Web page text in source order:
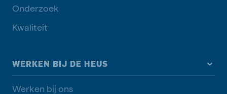
Onderzoek
Kwaliteit
WERKEN BIJ DE HEUS
Werken bij ons